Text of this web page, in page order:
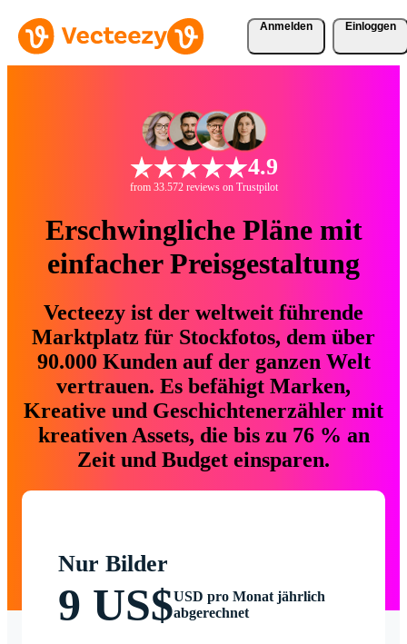
Anmelden Einloggen
4.9
from 33.572 reviews on Trustpilot
Erschwingliche Pläne mit
einfacher Preisgestaltung
Vecteezy ist der weltweit führende
Marktplatz für Stockfotos, dem über
90.000 Kunden auf der ganzen Welt
vertrauen. Es befähigt Marken,
Kreative und Geschichtenerzähler mit
kreativen Assets, die bis zu 76 % an
Zeit und Budget einsparen.
Nur Bilder
9 US$USD pro Monat jährlich
abgerechnet